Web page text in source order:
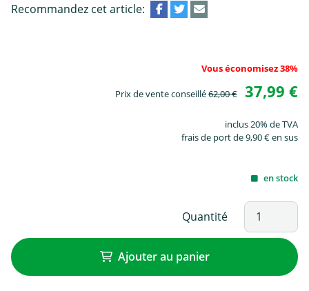
Recommandez cet article:
Vous économisez 38%
Prix de vente conseillé62,00 € 37,99 €
inclus 20% de TVA
frais de port de 9,90 € en sus
en stock
Quantité
Ajouter au panier